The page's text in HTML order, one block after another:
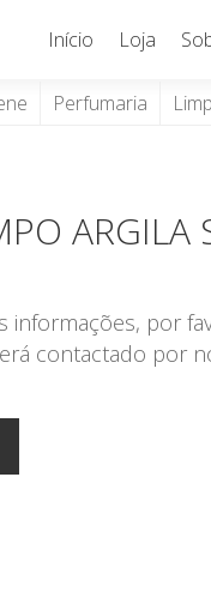
Início Loja
Perfumaria
ARGILA
informações, por
contactado por